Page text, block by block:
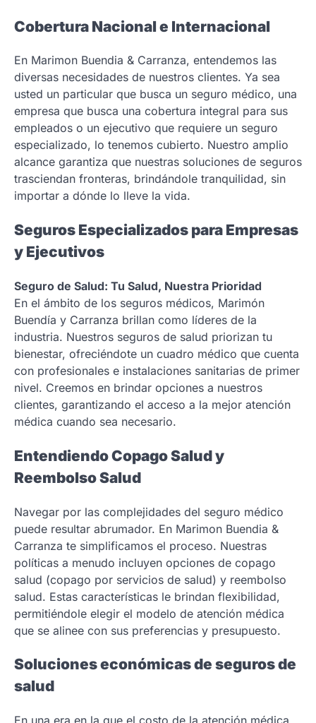
Cobertura Nacional e Internacional
En Marimon Buendia & Carranza, entendemos las
diversas necesidades de nuestros clientes. Ya sea
usted un particular que busca un seguro médico, una
empresa que busca una cobertura integral para sus
empleados o un ejecutivo que requiere un seguro
especializado, lo tenemos cubierto. Nuestro amplio
alcance garantiza que nuestras soluciones de seguros
trasciendan fronteras, brindándole tranquilidad, sin
importar a dónde lo lleve la vida.
Seguros Especializados para Empresas
y Ejecutivos
Seguro de Salud: Tu Salud, Nuestra Prioridad
En el ámbito de los seguros médicos, Marimón
Buendía y Carranza brillan como líderes de la
industria. Nuestros seguros de salud priorizan tu
bienestar, ofreciéndote un cuadro médico que cuenta
con profesionales e instalaciones sanitarias de primer
nivel. Creemos en brindar opciones a nuestros
clientes, garantizando el acceso a la mejor atención
médica cuando sea necesario.
Entendiendo Copago Salud y
Reembolso Salud
Navegar por las complejidades del seguro médico
puede resultar abrumador. En Marimon Buendia &
Carranza te simplificamos el proceso. Nuestras
políticas a menudo incluyen opciones de copago
salud (copago por servicios de salud) y reembolso
salud. Estas características le brindan flexibilidad,
permitiéndole elegir el modelo de atención médica
que se alinee con sus preferencias y presupuesto.
Soluciones económicas de seguros de
salud